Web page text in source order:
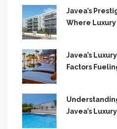
Javea’s
Where
Javea’s
Factors
Javea’s